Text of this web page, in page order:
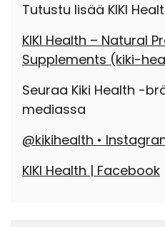
Tutustu lisää KIKI
KIKI Health – Natural
Supplements (kiki-
Seuraa Kiki Health -
mediassa
@kikihealth •
KIKI Health | Facebook